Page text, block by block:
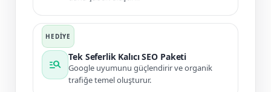
manage_search
Tek Seferlik Kalıcı SEO Paketi
Google uyumunu güçlendirir ve organik
trafiğe temel oluşturur.